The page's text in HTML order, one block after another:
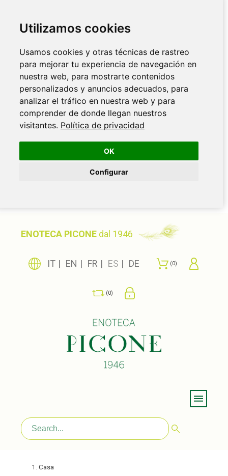
Utilizamos cookies
Usamos cookies y otras técnicas de rastreo
para mejorar tu experiencia de navegación en
nuestra web, para mostrarte contenidos
personalizados y anuncios adecuados, para
analizar el tráfico en nuestra web y para
comprender de donde llegan nuestros
visitantes. Política de privacidad
OK
Configurar
ENOTECA PICONE dal 1946
IT EN FR ES DE 0
0
Casa